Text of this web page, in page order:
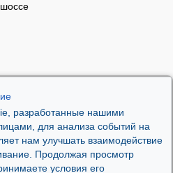
разработанные нашими
для анализа событий на
нам улучшать взаимодействие
Продолжая просмотр
условия его